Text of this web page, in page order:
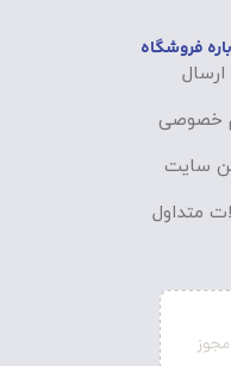
فروشگاه
ارسال
خصوصی
سایت
متداول